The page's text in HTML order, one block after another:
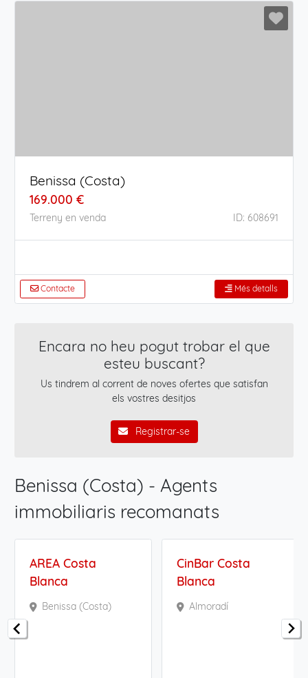
Benissa (Costa)
169.000 €
Terreny en venda ID: 608691
Contacte Més detalls
Encara no heu pogut trobar el que
esteu buscant?
Us tindrem al corrent de noves ofertes que satisfan
els vostres desitjos
Registrar-se
Benissa (Costa) - Agents
immobiliaris recomanats
AREA Costa
Blanca
Benissa (Costa)
CinBar Costa
Blanca
Almoradí